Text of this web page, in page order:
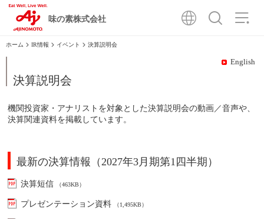
味の素株式会社
English
IR情報 イベント 決算説明会
決算説明会
機関投資家・アナリストを対象とした決算説明会の動画／音声や、
決算関連資料を掲載しています。
最新の決算情報（2027年3月期第1四半期）
決算短信 （463KB）
プレゼンテーション資料 （1,495KB）